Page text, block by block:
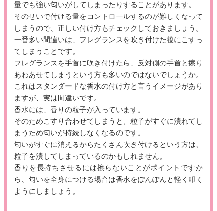
量でも強い匂いがしてしまったりすることがあります。
そのせいで付ける量をコントロールするのが難しくなって
しまうので、正しい付け方もチェックしておきましょう。
一番多い間違いは、フレグランスを吹き付けた後にこすっ
てしまうことです。
フレグランスを手首に吹き付けたら、反対側の手首と擦り
あわあせてしまうという方も多いのではないでしょうか。
これはスタンダードな香水の付け方と言うイメージがあり
ますが、実は間違いです。
香水には、香りの粒子が入っています。
そのためこすり合わせてしまうと、粒子がすぐに潰れてし
まうため匂いが持続しなくなるのです。
匂いがすぐに消えるからたくさん吹き付けるという方は、
粒子を潰してしまっているのかもしれません。
香りを長持ちさせるには擦らないことがポイントですか
ら、匂いを全身につける場合は香水をぽんぽんと軽く叩く
ようにしましょう。